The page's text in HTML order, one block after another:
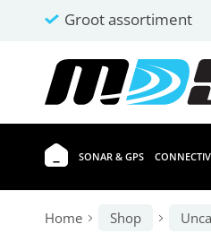
Groot assortiment
SONAR & GPS
Home Shop